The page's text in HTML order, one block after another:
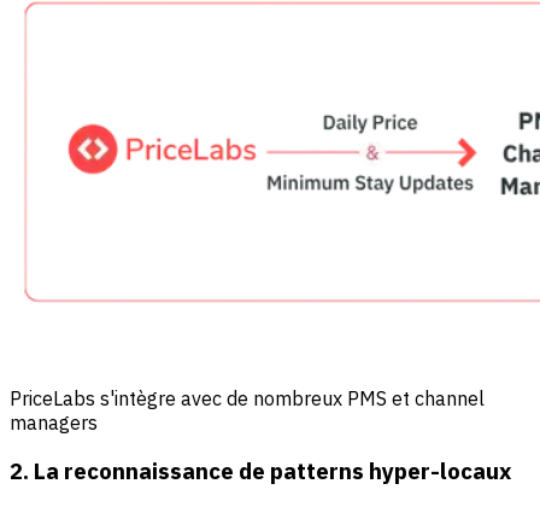
PriceLabs s'intègre avec de nombreux PMS et channel
managers
2. La reconnaissance de patterns hyper-locaux